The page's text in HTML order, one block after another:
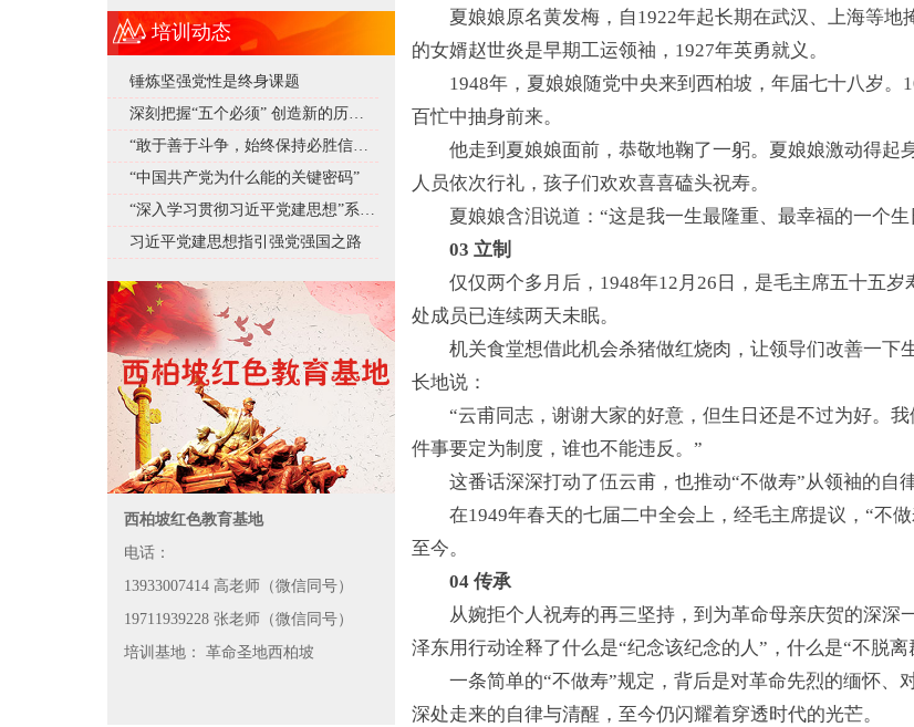
培训动态
锤炼坚强党性是终身课题
“中国共产党为什么能的关键密码”
习近平党建思想指引强党强国之路
西柏坡红色教育基地
电话：
13933007414 高老师（微信同号）
19711939228 张老师（微信同号）
培训基地： 革命圣地西柏坡
夏娘娘原名黄发梅，自1922年起长期在武汉、上海等
的女婿赵世炎是早期工运领袖，1927年英勇就义。
1948年，夏娘娘随党中央来到西柏坡，年届七十八岁
百忙中抽身前来。
他走到夏娘娘面前，恭敬地鞠了一躬。夏娘娘激动得
人员依次行礼，孩子们欢欢喜喜磕头祝寿。
夏娘娘含泪说道：“这是我一生最隆重、最幸福的一个生
03 立制
仅仅两个多月后，1948年12月26日，是毛主席五十五
处成员已连续两天未眠。
机关食堂想借此机会杀猪做红烧肉，让领导们改善一
长地说：
“云甫同志，谢谢大家的好意，但生日还是不过为好。
件事要定为制度，谁也不能违反。”
这番话深深打动了伍云甫，也推动“不做寿”从领袖的自
在1949年春天的七届二中全会上，经毛主席提议，“不
至今。
04 传承
从婉拒个人祝寿的再三坚持，到为革命母亲庆贺的深
泽东用行动诠释了什么是“纪念该纪念的人”，什么是“不脱离
一条简单的“不做寿”规定，背后是对革命先烈的缅怀
深处走来的自律与清醒，至今仍闪耀着穿透时代的光芒。